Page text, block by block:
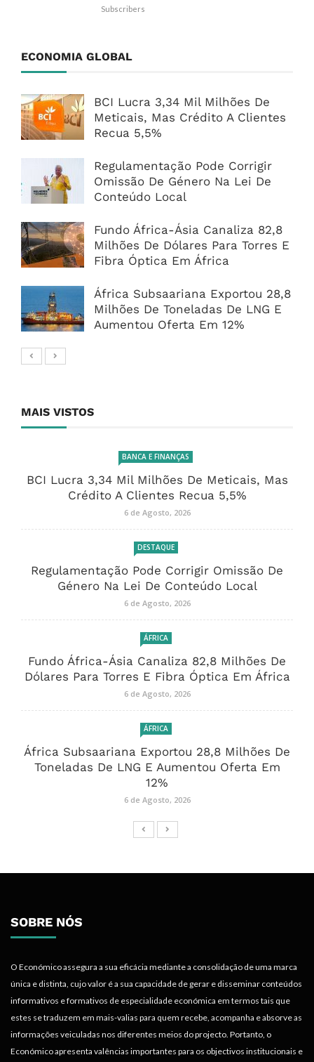
Subscribers
ECONOMIA GLOBAL
BCI Lucra 3,34 Mil Milhões De
Meticais, Mas Crédito A Clientes
Recua 5,5%
Regulamentação Pode Corrigir
Omissão De Género Na Lei De
Conteúdo Local
Fundo África-Ásia Canaliza 82,8
Milhões De Dólares Para Torres E
Fibra Óptica Em África
África Subsaariana Exportou 28,8
Milhões De Toneladas De LNG E
Aumentou Oferta Em 12%
MAIS VISTOS
BANCA E FINANÇAS
BCI Lucra 3,34 Mil Milhões De Meticais, Mas
Crédito A Clientes Recua 5,5%
6 de Agosto, 2026
DESTAQUE
Regulamentação Pode Corrigir Omissão De
Género Na Lei De Conteúdo Local
6 de Agosto, 2026
ÁFRICA
Fundo África-Ásia Canaliza 82,8 Milhões De
Dólares Para Torres E Fibra Óptica Em África
6 de Agosto, 2026
ÁFRICA
África Subsaariana Exportou 28,8 Milhões De
Toneladas De LNG E Aumentou Oferta Em
12%
6 de Agosto, 2026
SOBRE NÓS
O Económico assegura a sua eficácia mediante a consolidação de uma marca
única e distinta, cujo valor é a sua capacidade de gerar e disseminar conteúdos
informativos e formativos de especialidade económica em termos tais que
estes se traduzem em mais-valias para quem recebe, acompanha e absorve as
informações veiculadas nos diferentes meios do projecto. Portanto, o
Económico apresenta valências importantes para os objectivos institucionais e